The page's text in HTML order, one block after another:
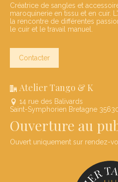
Créatrice de sangles et
maroquinerie en tissu et en cuir.
la rencontre de différentes
le cuir et le travail manuel.
Contacter
Atelier Tango & K
14 rue des Balivards
Saint-Symphorien Bretagne
Ouverture au
Ouvert uniquement sur rendez-